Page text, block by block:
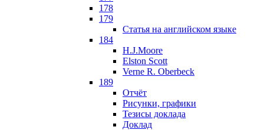
178
179
Статья на английском языке
184
H.J.Moore
Elston Scott
Verne R. Oberbeck
189
Отчёт
Рисунки, графики
Тезисы доклада
Доклад